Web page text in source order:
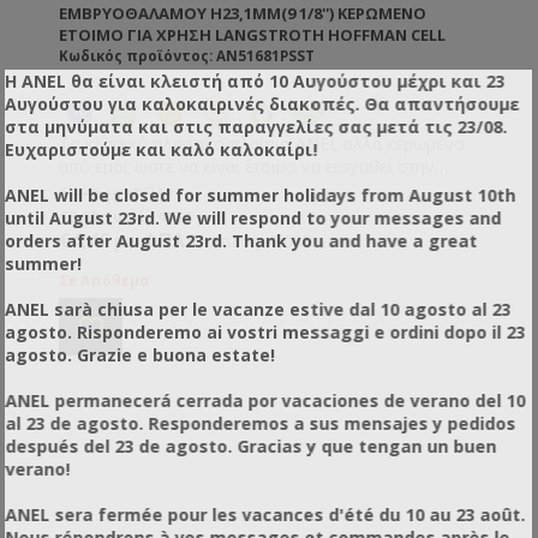
ΕΜΒΡΥΟΘΑΛΆΜΟΥ H23,1MM(9 1/8'') ΚΕΡΩΜΈΝΟ
ΈΤΟΙΜΟ ΓΙΑ ΧΡΉΣΗ LANGSTROTH HOFFMAN CELL
D5.5
Κωδικός προϊόντος: AN51681PSST
Το κλασικό πλαστικό πλαίσιο ANEL αλλά κερωμένο
από εμάς ώστε να είναι έτοιμο να εισχαθεί στην
κυψέλη. Το κάθε πλαίσιο κερώνεται με περίπου 70gr
κερί. Πλαστικό πλαίσιο με ενσωματωμένη έγχυτη
κηρήθρα, τυπωμένη με απόλυτα εξάγωνα (5,60 χιλ.).
Δεν χρειάζονται πέρασμα πιρτσινιών, σύρματος και
ξεκαρφώνουν, δεν χαλαρώνουν και δεν κρεμάνε.
Στον μελιτοεξαγωγέα μπορείτε να χρησιμοποιήσετε
μεγαλύτερες ταχύτητες χωρίς να καταστρέφεται το
μέλια όπως το έλατο και η βανίλια Μαινάλου. Όλα τα
πλαστικά πλαίσια ANEL διατίθενται επικερωμένα ή
ακέρωτα. Εάν θέλετε να κερώσετε εσείς τα πλαίσια
μπορείτε ή να τα εμβαπτίσετε σε λιωμένο κερί
βοήθεια ενός ρολού το οποίο βουτάτε μέσα στο
λιωμένο κερί. TIP: Τα πλαίσια ANEL απολυμαίνονται
€4,46 με ΦΠΑ
€3,60 χωρίς ΦΠΑ
€4,46 με ΦΠΑ Έκπτωση: 0,00%
Η ANEL θα είναι κλειστή από 10 Αυγούστου μέχρι και 23
Αυγούστου για καλοκαιρινές διακοπές. Θα απαντήσουμε
στα μηνύματα και στις παραγγελίες σας μετά τις 23/08.
Ευχαριστούμε και καλό καλοκαίρι!
ANEL will be closed for summer holidays from August 10th
until August 23rd. We will respond to your messages and
orders after August 23rd. Thank you and have a great
summer!
ANEL sarà chiusa per le vacanze estive dal 10 agosto al 23
agosto. Risponderemo ai vostri messaggi e ordini dopo il 23
agosto. Grazie e buona estate!
ANEL permanecerá cerrada por vacaciones de verano del 10
al 23 de agosto. Responderemos a sus mensajes y pedidos
después del 23 de agosto. Gracias y que tengan un buen
verano!
ANEL sera fermée pour les vacances d'été du 10 au 23 août.